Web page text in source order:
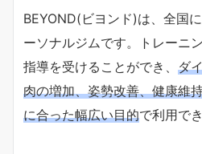
BEYOND(ビヨンド)は、全国
ーソナルジムです。トレーニ
指導を受けることができ、 ダ
肉の増加、姿勢改善、健康維
に合った幅広い目的で利用で